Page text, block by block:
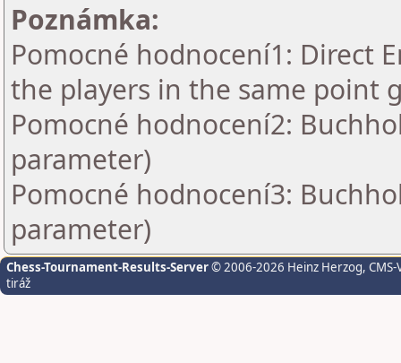
Poznámka:
Pomocné hodnocení1: Direct
the players in the same point
Pomocné hodnocení2:
parameter)
Pomocné hodnocení3:
parameter)
Chess-Tournament-Results-Server© 2006-2026 Heinz Herzog,
tiráž